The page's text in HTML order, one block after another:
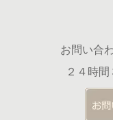
お問い合
２４時